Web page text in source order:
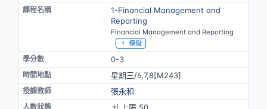
1-Financial Management and
Reporting
Financial Management and Reporting
模擬
0-3
星期三/6,7,8[M243]
張永和